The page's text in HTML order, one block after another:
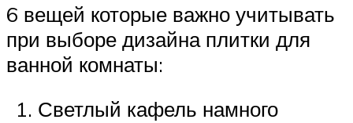
6 вещей которые важно учитывать
при выборе дизайна плитки для
ванной комнаты:
Светлый кафель намного